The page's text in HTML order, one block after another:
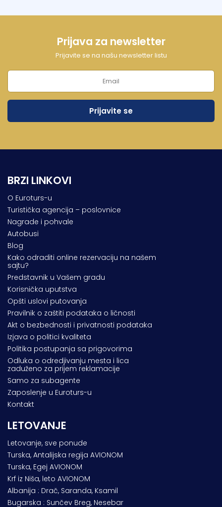
Prijava za newsletter
Prijavite se na našu newsletter listu
BRZI LINKOVI
O Euroturs-u
Turistička agencija – poslovnice
Nagrade i pohvale
Autobusi
Blog
Kako odraditi online rezervaciju na našem
sajtu?
Predstavnik u Vašem gradu
Korisnička uputstva
Opšti uslovi putovanja
Pravilnik o zaštiti podataka o ličnosti
Akt o bezbednosti i privatnosti podataka
Izjava o politici kvaliteta
Politika postupanja sa prigovorima
Odluka o odredjivanju mesta i lica
zaduženo za prijem reklamacije
Samo za subagente
Zaposlenje u Euroturs-u
Kontakt
LETOVANJE
Letovanje, sve ponude
Turska, Antalijska regija AVIONOM
Turska, Egej AVIONOM
Krf iz Niša, leto AVIONOM
Albanija : Drač, Saranda, Ksamil
Bugarska : Sunčev Breg, Nesebar